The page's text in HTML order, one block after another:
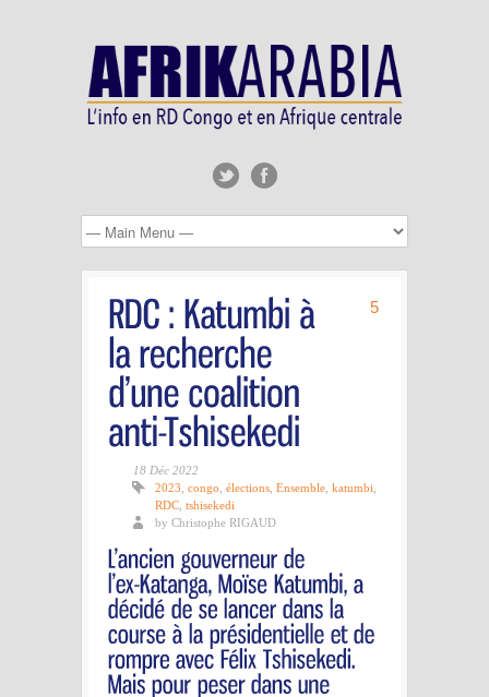
5
18 Déc 2022
2023 congo élections Ensemble katumbi
RDC tshisekedi
by Christophe RIGAUD